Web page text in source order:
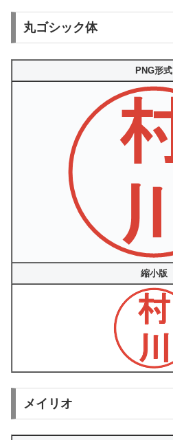
丸ゴシック体
PNG形式
縮小版
メイリオ